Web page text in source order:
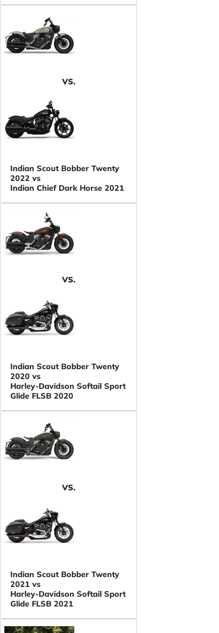
VS.
Indian Scout Bobber Twenty
2022 vs
Indian Chief Dark Horse 2021
VS.
Indian Scout Bobber Twenty
2020 vs
Harley-Davidson Softail Sport
Glide FLSB 2020
VS.
Indian Scout Bobber Twenty
2021 vs
Harley-Davidson Softail Sport
Glide FLSB 2021